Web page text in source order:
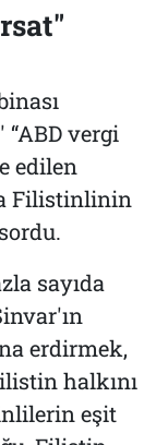
vergi
edilen
Filistinlinin
sayıda
erdirmek,
halkını
eşit